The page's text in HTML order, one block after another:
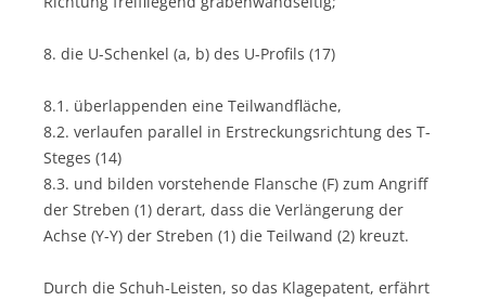
8. die U-Schenkel (a, b) des U-Profils (17)
8.1. überlappenden eine Teilwandfläche,
8.2. verlaufen parallel in Erstreckungsrichtung des T-
Steges (14)
8.3. und bilden vorstehende Flansche (F) zum Angriff
der Streben (1) derart, dass die Verlängerung der
Achse (Y-Y) der Streben (1) die Teilwand (2) kreuzt.
Durch die Schuh-Leisten, so das Klagepatent, erfährt